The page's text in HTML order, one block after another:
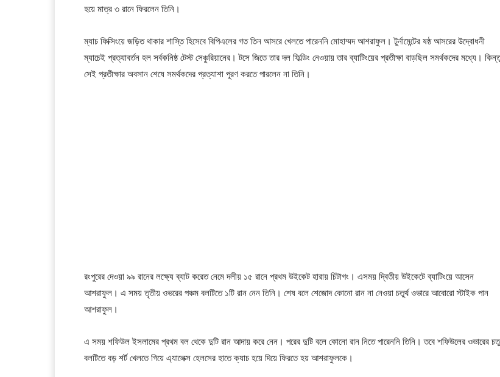
হয়ে মাত্র ৩ রানে ফিরলেন তিনি।
ম্যাচ ফিক্সিংয়ে জড়িত থাকার শাস্তি হিসেবে বিপিএলের গত তিন আসরে খেলতে পারেননি মোহাম্মদ আশরাফুল। টুর্নামেন্টের ষষ্ঠ আসরের উদ্বোধনী
ম্যাচেই প্রত্যাবর্তন হল সর্বকনিষ্ঠ টেস্ট সেঞ্চুরিয়ানের। টসে জিতে তার দল ফিল্ডিং নেওয়ায় তার ব্যাটিংয়ের প্রতীক্ষা বাড়ছিল সমর্থকদের মধ্যে।
সেই প্রতীক্ষার অবসান শেষে সমর্থকদের প্রত্যাশা পূরণ করতে পারলেন না তিনি।
রংপুরের দেওয়া ৯৯ রানের লক্ষ্যে ব্যাট করেত নেমে দলীয় ১৫ রানে প্রথম উইকেট হারায় চিটাগং। এসময় দ্বিতীয় উইকেটে ব্যাটিংয়ে আসেন
আশরাফুল। এ সময় তৃতীয় ওভরের পঞ্চম বলটিতে ১টি রান নেন তিনি। শেষ বলে শেজোদ কোনো রান না নেওয়া চতুর্থ ওভারে আবোরো স্টাইক পান
আশরাফুল।
এ সময় শফিউল ইসলামের প্রথম বল থেকে দুটি রান আদায় করে নেন। পরের দুটি বলে কোনো রান নিতে পারেননি তিনি। তবে শফিউলের ওভারের
বলটিতে বড় শর্ট খেলতে গিয়ে এ্যালেক্স হেলসের হাতে ক্যাচ হয়ে দিয়ে ফিরতে হয় আশরাফুলকে।